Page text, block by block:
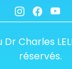
Charles
réservés.